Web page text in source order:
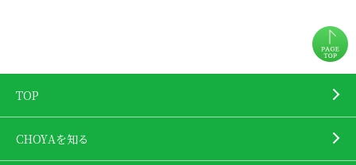
TOP
CHOYAを知る